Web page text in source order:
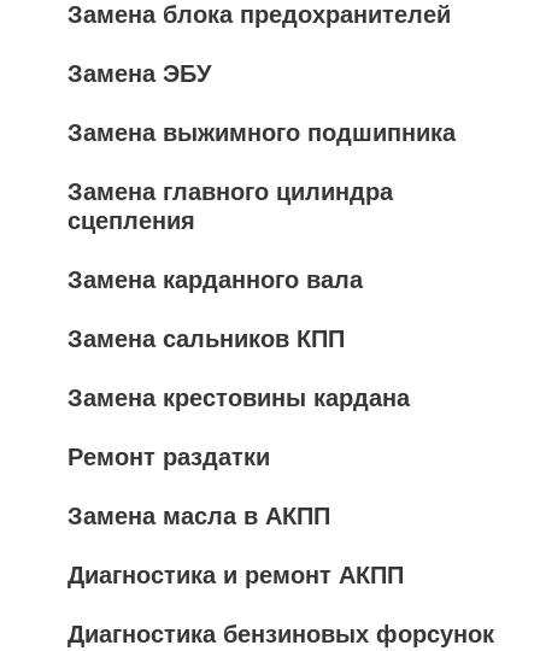
Замена блока предохранителей
Замена ЭБУ
Замена выжимного подшипника
Замена главного цилиндра
сцепления
Замена карданного вала
Замена сальников КПП
Замена крестовины кардана
Ремонт раздатки
Замена масла в АКПП
Диагностика и ремонт АКПП
Диагностика бензиновых форсунок